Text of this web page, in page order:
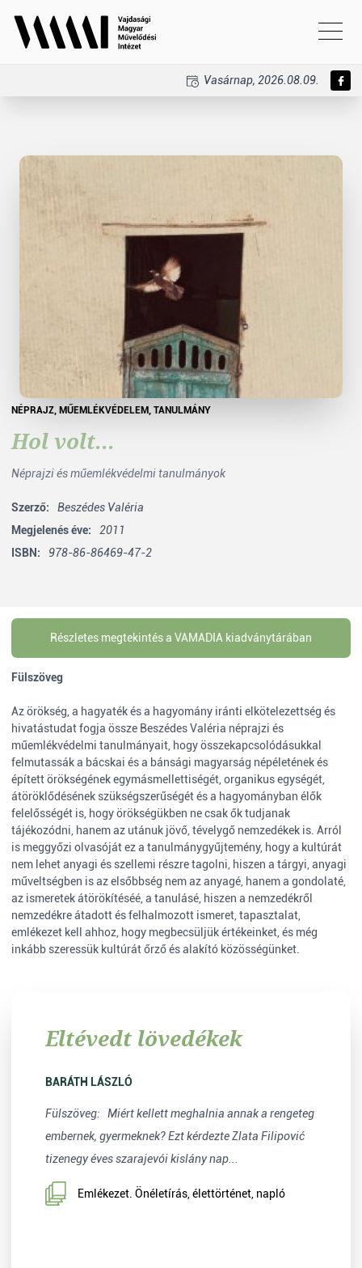
Vasárnap, 2026.08.09.
NÉPRAJZ, MŰEMLÉKVÉDELEM, TANULMÁNY
Hol volt...
Néprajzi és műemlékvédelmi tanulmányok
Szerző:
Beszédes Valéria
Megjelenés éve:
2011
ISBN:
978-86-86469-47-2
Részletes megtekintés a VAMADIA kiadványtárában
Fülszöveg
Az örökség, a hagyaték és a hagyomány iránti elkötelezettség és
hivatástudat fogja össze Beszédes Valéria néprajzi és
műemlékvédelmi tanulmányait, hogy összekapcsolódásukkal
felmutassák a bácskai és a bánsági magyarság népéletének és
épített örökségének egymásmellettiségét, organikus egységét,
átöröklődésének szükségszerűségét és a hagyományban élők
felelősségét is, hogy örökségükben ne csak ők tudjanak
tájékozódni, hanem az utánuk jövő, tévelygő nemzedékek is. Arról
is meggyőzi olvasóját ez a tanulmánygyűjtemény, hogy a kultúrát
nem lehet anyagi és szellemi részre tagolni, hiszen a tárgyi, anyagi
műveltségben is az elsőbbség nem az anyagé, hanem a gondolaté,
az ismeretek átörökítéséé, a tanulásé, hiszen a nemzedékről
nemzedékre átadott és felhalmozott ismeret, tapasztalat,
emlékezet kell ahhoz, hogy megbecsüljük értékeinket, és még
inkább szeressük kultúrát őrző és alakító közösségünket.
Eltévedt lövedékek
BARÁTH LÁSZLÓ
Fülszöveg: Miért kellett meghalnia annak a rengeteg
embernek, gyermeknek? Ezt kérdezte Zlata Filipović
tizenegy éves szarajevói kislány nap...
Emlékezet. Önéletírás, élettörténet, napló